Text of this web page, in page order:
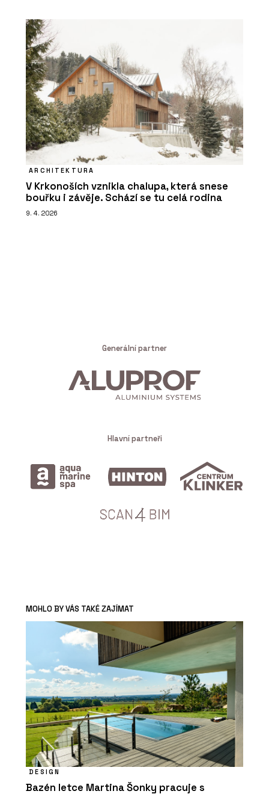
ARCHITEKTURA
V Krkonoších vznikla chalupa, která snese
bouřku i závěje. Schází se tu celá rodina
9. 4. 2026
Generální partner
Hlavní partneři
MOHLO BY VÁS TAKÉ ZAJÍMAT
DESIGN
Bazén letce Martina Šonky pracuje s